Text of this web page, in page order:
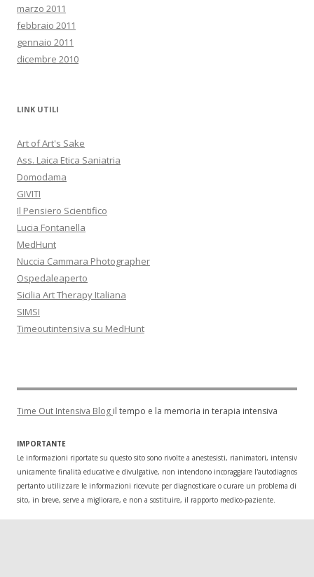
marzo 2011
febbraio 2011
gennaio 2011
dicembre 2010
LINK UTILI
Art of Art's Sake
Ass. Laica Etica Saniatria
Domodama
GIVITI
Il Pensiero Scientifico
Lucia Fontanella
MedHunt
Nuccia Cammara Photographer
Ospedaleaperto
Sicilia Art Therapy Italiana
SIMSI
Timeoutintensiva su MedHunt
Time Out Intensiva Blog il tempo e la memoria in terapia intensiva
IMPORTANTE
Le informazioni riportate su questo sito sono rivolte a anestesisti, rianimatori,
unicamente finalità educative e divulgative, non intendono incoraggiare l'autodiagnosi o
pertanto utilizzare le informazioni ricevute per diagnosticare o curare un problema di
sito, in breve, serve a migliorare, e non a sostituire, il rapporto medico-paziente.